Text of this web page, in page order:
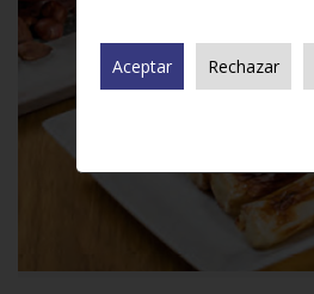
Aceptar Rechazar